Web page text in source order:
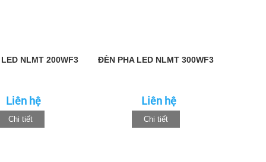
NLMT 200WF3
Liên hệ
Chi tiết
ĐÈN PHA LED NLMT 300WF3
Liên hệ
Chi tiết